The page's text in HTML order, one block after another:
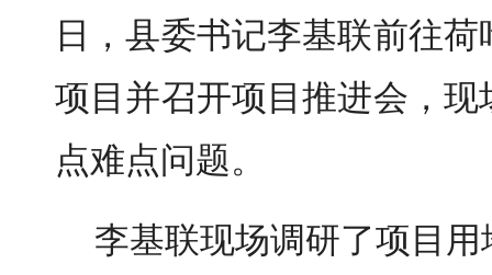
日，县委书记李基联前往
项目并召开项目推进会，
点难点问题。
李基联现场调研了项目